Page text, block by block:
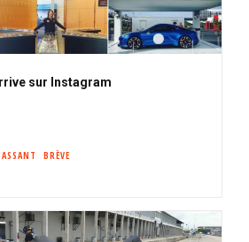
sur Instagram
BRÈVE